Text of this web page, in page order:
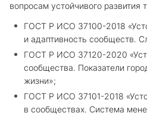
вопросам устойчивого развития
ГОСТ Р ИСО 37100-2018
и адаптивность сообществ.
ГОСТ Р ИСО 37120-2020
сообщества. Показатели
жизни»;
ГОСТ Р ИСО 37101-2018
в сообществах. Система